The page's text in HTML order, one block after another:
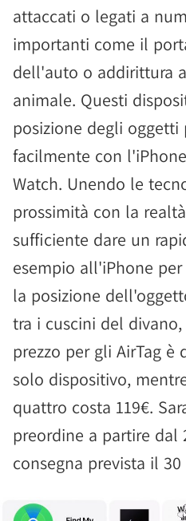
attaccati o legati a
importanti come il
dell'auto o addirittura
animale. Questi
posizione degli
facilmente con
Watch. Unendo le
prossimità con la
sufficiente dare un
esempio all'iPhone
la posizione
tra i cuscini del
prezzo per gli AirTag è
solo dispositivo,
quattro costa 119€.
preordine a partire dal
consegna prevista il